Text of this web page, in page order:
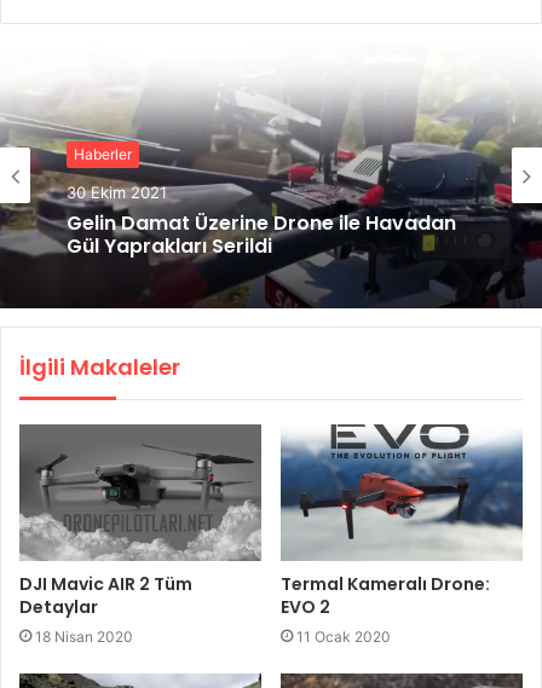
Haberler
30 Ekim 2021
Gelin Damat Üzerine Drone ile Havadan
Gül Yaprakları Serildi
İlgili Makaleler
DJI Mavic AIR 2 Tüm
Detaylar
18 Nisan 2020
Termal Kameralı Drone:
EVO 2
11 Ocak 2020